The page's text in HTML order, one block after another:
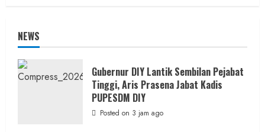
NEWS
Gubernur DIY Lantik Sembilan Pejabat
Tinggi, Aris Prasena Jabat Kadis
PUPESDM DIY
Posted on 3 jam ago